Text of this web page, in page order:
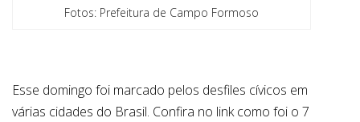
Fotos: Prefeitura de Campo Formoso
Esse domingo foi marcado pelos desfiles cívicos em
várias cidades do Brasil. Confira no link como foi o 7